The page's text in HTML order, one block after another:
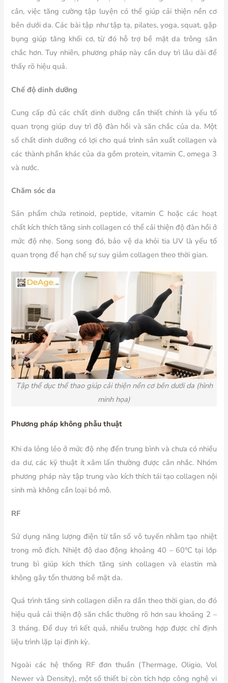
cân, việc tăng cường tập luyện có thể giúp cải thiện nền cơ
bên dưới da. Các bài tập như tập tạ, pilates, yoga, squat, gập
bụng giúp tăng khối cơ, từ đó hỗ trợ bề mặt da trông săn
chắc hơn. Tuy nhiên, phương pháp này cần duy trì lâu dài để
thấy rõ hiệu quả.
Chế độ dinh dưỡng
Cung cấp đủ các chất dinh dưỡng cần thiết chính là yếu tố
quan trọng giúp duy trì độ đàn hồi và săn chắc của da. Một
số chất dinh dưỡng có lợi cho quá trình sản xuất collagen và
các thành phần khác của da gồm protein, vitamin C, omega 3
và nước.
Chăm sóc da
Sản phẩm chứa retinoid, peptide, vitamin C hoặc các hoạt
chất kích thích tăng sinh collagen có thể cải thiện độ đàn hồi ở
mức độ nhẹ. Song song đó, bảo vệ da khỏi tia UV là yếu tố
quan trọng để hạn chế sự suy giảm collagen theo thời gian.
Tập thể dục thể thaogiúp cải thiện nền cơ bên dưới da (hình
minh họa)
Phương pháp không phẫu thuật
Khi da lỏng lẻo ở mức độ nhẹ đến trung bình và chưa có nhiều
da dư, các kỹ thuật ít xâm lấn thường được cân nhắc. Nhóm
phương pháp này tập trung vào kích thích tái tạo collagen nội
sinh mà không cần loại bỏ mô.
RF
Sử dụng năng lượng điện từ tần số vô tuyến nhằm tạo nhiệt
trong mô đích. Nhiệt độ dao động khoảng 40 – 60°C tại lớp
trung bì giúp kích thích tăng sinh collagen và elastin mà
không gây tổn thương bề mặt da.
Quá trình tăng sinh collagen diễn ra dần theo thời gian, do đó
hiệu quả cải thiện độ săn chắc thường rõ hơn sau khoảng 2 –
3 tháng. Để duy trì kết quả, nhiều trường hợp được chỉ định
liệu trình lặp lại định kỳ.
Ngoài các hệ thống RF đơn thuần (Thermage, Oligio, Vol
Newer và Density), một số thiết bị còn tích hợp công nghệ vi